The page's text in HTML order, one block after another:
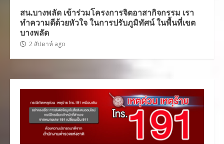
สน.บางพลัด เข้าร่วมโครงการจิตอาสากิจกรรม เรา
ทำความดีด้วยหัวใจ ในการปรับภูมิทัศน์ ในพื้นที่เขต
บางพลัด
2 สัปดาห์ ago